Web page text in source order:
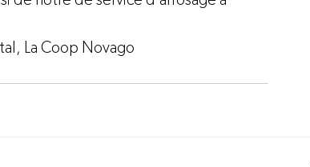
La Coop Novago